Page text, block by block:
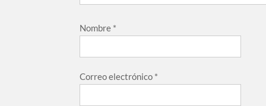
Nombre *
Correo electrónico *